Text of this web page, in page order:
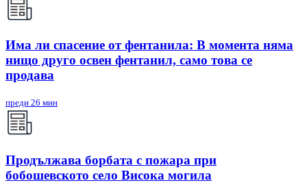
Има ли спасение от фентанила: В момента няма
нищо друго освен фентанил, само това се
продава
преди 26 мин
Продължава борбата с пожара при
бобошевското село Висока могила